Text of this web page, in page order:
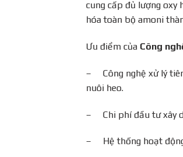
cung cấp đủ lượng oxy
hóa toàn bộ amoni
Ưu điểm của Công
– Công nghệ xử lý
nuôi heo.
– Chi phí đầu tư xây
– Hệ thống hoạt động